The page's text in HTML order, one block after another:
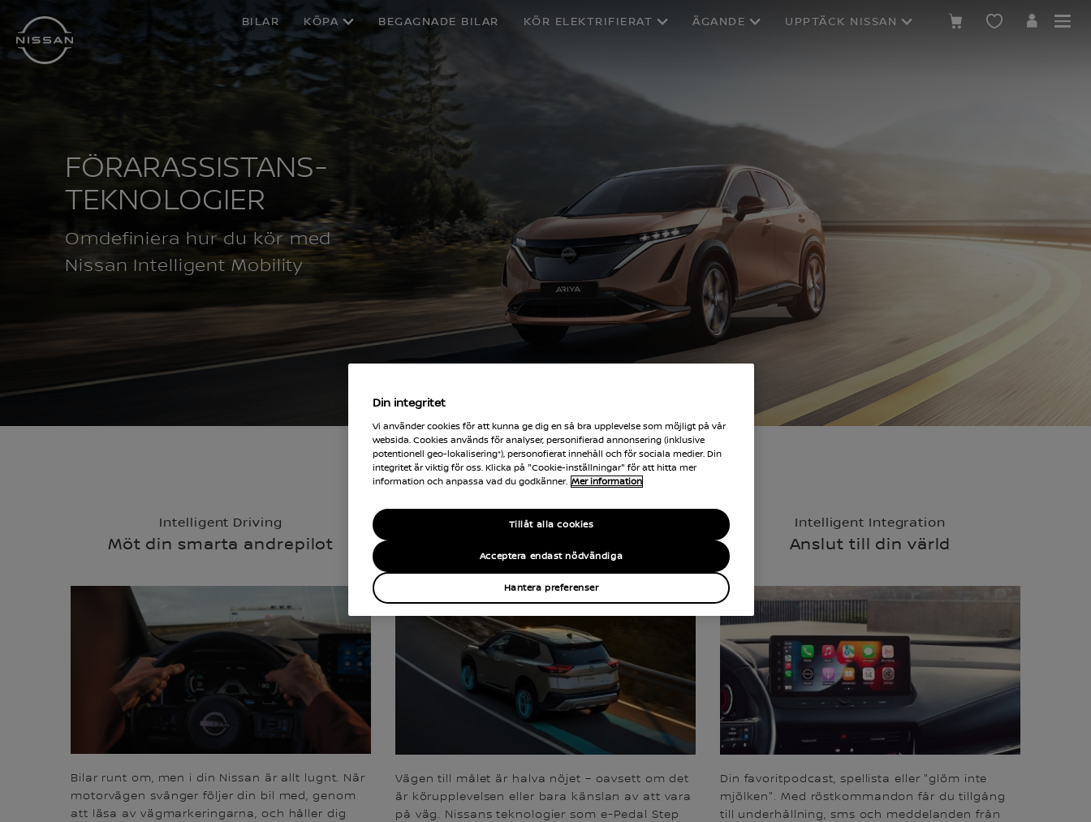
över
huvudinnehåll
BILAR KÖPA BEGAGNADE BILAR KÖR ELEKTRIFIERAT ÄGANDE UPPTÄCK NISSAN
FÖRARASSISTANS-
TEKNOLOGIER
Omdefiniera hur du kör med
Nissan Intelligent Mobility
Intelligent Driving
Möt din smarta andrepilot
Bilar runt om, men i din Nissan är allt lugnt. När
motorvägen svänger följer din bil med, genom
att läsa av vägmarkeringarna, och håller dig
Intelligent Power
Vägen till målet är halva nöjet – oavsett om det
är körupplevelsen eller bara känslan av att vara
på väg. Nissans teknologier som e-Pedal Step
Intelligent Integration
Anslut till din värld
Din favoritpodcast, spellista eller "glöm inte
mjölken". Med röstkommandon får du tillgång
till underhållning, sms och meddelanden från
Din integritet
Vi använder cookies för att kunna ge dig en så bra upplevelse som möjligt på vår
websida. Cookies används för analyser, personifierad annonsering (inklusive
potentionell geo-lokalisering*), personofierat innehåll och för sociala medier. Din
integritet är viktig för oss. Klicka på "Cookie-inställningar" för att hitta mer
information och anpassa vad du godkänner. Mer information
Hantera preferenser
Acceptera endast nödvändiga
Tillåt alla cookies